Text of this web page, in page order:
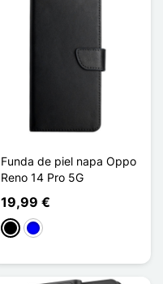
Funda de piel napa Oppo
Reno 14 Pro 5G
19,99 €
NegroAzul